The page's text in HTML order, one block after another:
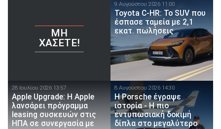
ΜΗ
ΧΆΣΕΤΕ!
9 Αυγούστου 2026 11:00
Toyota C-HR: Το SUV που
έσπασε ταμεία με 2,1
εκατ. πωλήσεις
28 Ιουλίου 2026 13:57
Apple Upgrade: Η Apple
λανσάρει πρόγραμμα
leasing συσκευών στις
ΗΠΑ σε συνεργασία με
8 Αυγούστου 2026 14:30
H Porsche έγραψε
ιστορία - H πιο
εντυπωσιακή δοκιμή
δίπλα στο μεγαλύτερο